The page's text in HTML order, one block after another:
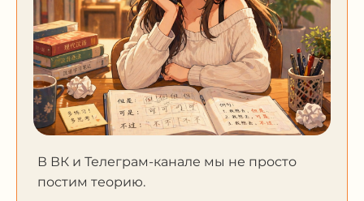
В ВК и Телеграм-канале мы не просто
постим теорию.